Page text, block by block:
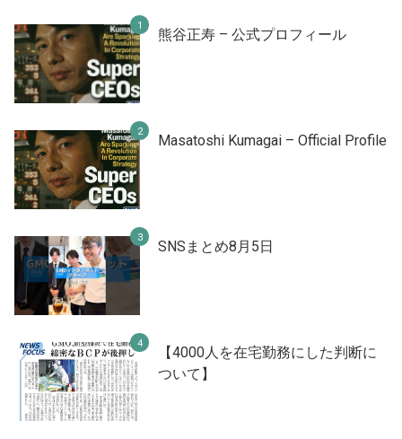
熊谷正寿 – 公式プロフィール
Masatoshi Kumagai – Official Profile
SNSまとめ8月5日
【4000人を在宅勤務にした判断に
ついて】